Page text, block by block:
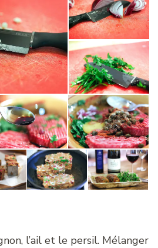
l’ail et le persil. Mélanger